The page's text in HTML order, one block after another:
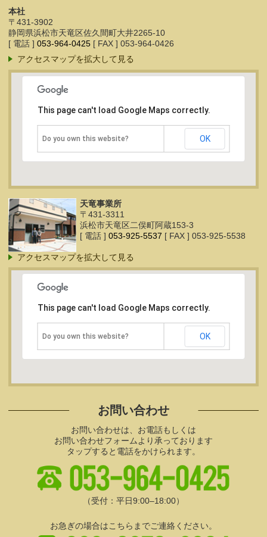
本社
〒431-3902
静岡県浜松市天竜区佐久間町大井2265-10
[ 電話 ]053-964-0425 [ FAX ] 053-964-0426
アクセスマップを拡大して見る
This page can't load Google Maps correctly.
Do you own this website? OK
天竜事業所
〒431-3311
浜松市天竜区二俣町阿蔵153-3
[ 電話 ]053-925-5537 [ FAX ] 053-925-5538
アクセスマップを拡大して見る
This page can't load Google Maps correctly.
Do you own this website? OK
お問い合わせ
お問い合わせは、お電話もしくは
お問い合わせフォームより承っております
タップすると電話をかけられます。
（受付：平日9:00–18:00）
お急ぎの場合はこちらまでご連絡ください。